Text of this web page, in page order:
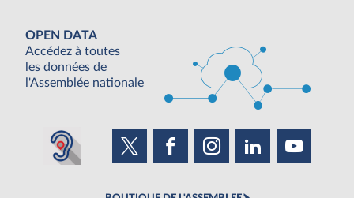
OPEN DATA
Accédez à toutes
les données de
l'Assemblée nationale